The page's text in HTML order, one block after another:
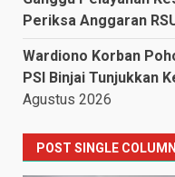
Periksa Anggaran
Wardiono Korban
PSI Binjai Tunjukkan
Agustus 2026
POST SINGLE COLUMN